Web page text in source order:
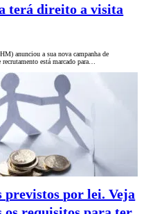
terá direito a visita
anunciou a sua nova campanha de
está marcado para…
previstos por lei. Veja